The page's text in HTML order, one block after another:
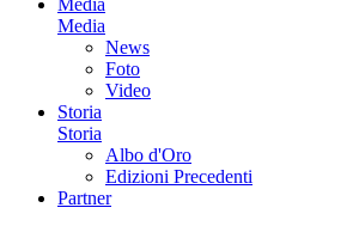
Media
News
Foto
Video
Storia
Storia
Albo d'Oro
Edizioni Precedenti
Partner